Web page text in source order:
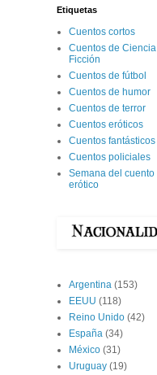
Etiquetas
Cuentos cortos
Cuentos de Ciencia
Ficción
Cuentos de fútbol
Cuentos de humor
Cuentos de terror
Cuentos eróticos
Cuentos fantásticos
Cuentos policiales
Semana del cuento
erótico
Argentina (153)
EEUU (118)
Reino Unido (42)
España (34)
México (31)
Uruguay (19)